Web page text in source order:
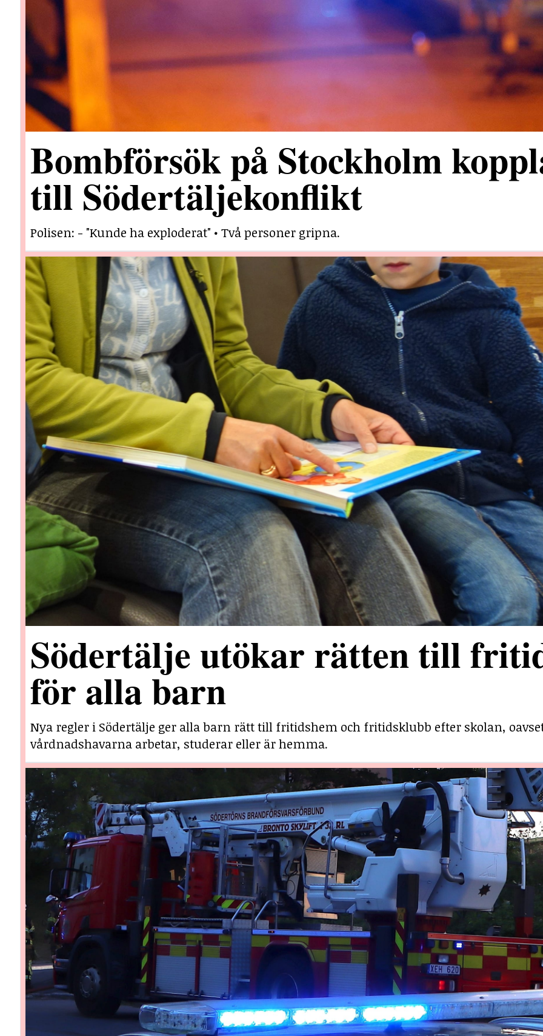
Bombförsök på Stockholm
till Södertäljekonflikt
Polisen: - "Kunde ha exploderat" • Två personer gripna.
Södertälje utökar rätten till
för alla barn
Nya regler i Södertälje ger alla barn rätt till fritidshem och fritidsklubb efter skolan,
vårdnadshavarna arbetar, studerar eller är hemma.